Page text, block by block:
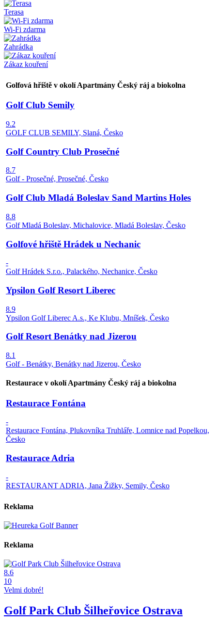
Terasa
Wi-Fi zdarma
Zahrádka
Zákaz kouření
Golfová hřiště v okolí Apartmány Český ráj a biokolna
Golf Club Semily
9.2
GOLF CLUB SEMILY, Slaná, Česko
Golf Country Club Prosečné
8.7
Golf - Prosečné, Prosečné, Česko
Golf Club Mladá Boleslav Sand Martins Holes
8.8
Golf Mladá Boleslav, Michalovice, Mladá Boleslav, Česko
Golfové hřiště Hrádek u Nechanic
-
Golf Hrádek S.r.o., Palackého, Nechanice, Česko
Ypsilon Golf Resort Liberec
8.9
Ypsilon Golf Liberec A.s., Ke Klubu, Mníšek, Česko
Golf Resort Benátky nad Jizerou
8.1
Golf - Benátky, Benátky nad Jizerou, Česko
Restaurace v okolí Apartmány Český ráj a biokolna
Restaurace Fontána
-
Restaurace Fontána, Plukovníka Truhláře, Lomnice nad Popelkou,
Česko
Restaurace Adria
-
RESTAURANT ADRIA, Jana Žižky, Semily, Česko
Reklama
Reklama
8.6
10
Velmi dobré!
Golf Park Club Šilheřovice Ostrava